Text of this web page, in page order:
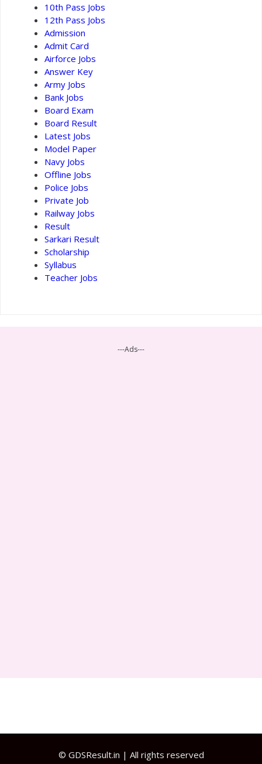
10th Pass Jobs
12th Pass Jobs
Admission
Admit Card
Airforce Jobs
Answer Key
Army Jobs
Bank Jobs
Board Exam
Board Result
Latest Jobs
Model Paper
Navy Jobs
Offline Jobs
Police Jobs
Private Job
Railway Jobs
Result
Sarkari Result
Scholarship
Syllabus
Teacher Jobs
---Ads---
© GDSResult.in | All rights reserved